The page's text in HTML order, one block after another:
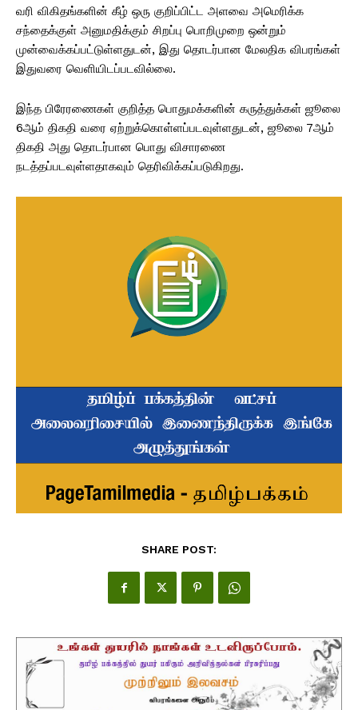
வரி விகிதங்களின் கீழ் ஒரு குறிப்பிட்ட அளவை அமெரிக்க
சந்தைக்குள் அனுமதிக்கும் சிறப்பு பொறிமுறை ஒன்றும்
முன்வைக்கப்பட்டுள்ளதுடன், இது தொடர்பான மேலதிக விபரங்கள்
இதுவரை வெளியிடப்படவில்லை.
இந்த பிரேரணைகள் குறித்த பொதுமக்களின் கருத்துக்கள் ஜூலை
6ஆம் திகதி வரை ஏற்றுக்கொள்ளப்படவுள்ளதுடன், ஜூலை 7ஆம்
திகதி அது தொடர்பான பொது விசாரணை
நடத்தப்படவுள்ளதாகவும் தெரிவிக்கப்படுகிறது.
SHARE POST: